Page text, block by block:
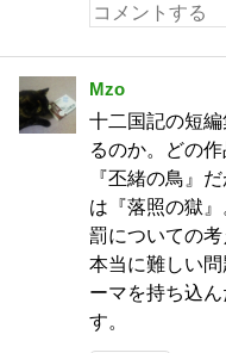
Mzo
十二国記の短
るのか。どの
『丕緒の鳥』
は『落照の獄
罰についての
本当に難しい
ーマを持ち込
す。